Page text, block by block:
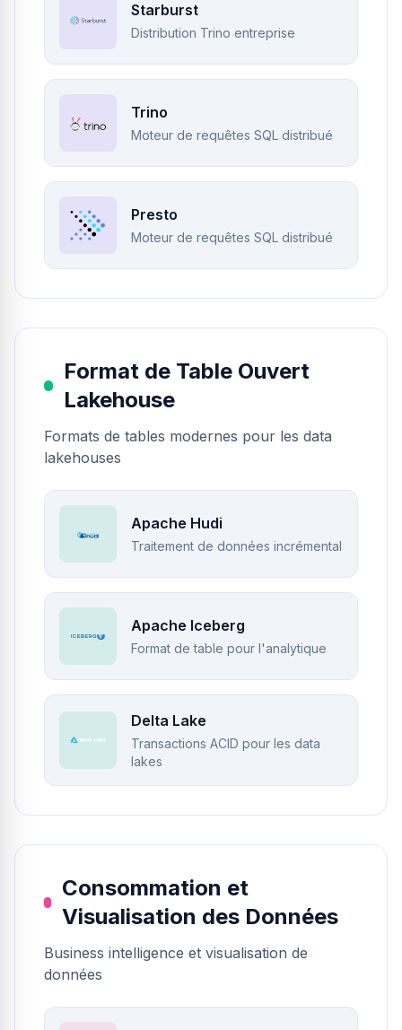
Starburst
Distribution Trino entreprise
Trino
Moteur de requêtes SQL distribué
Presto
Moteur de requêtes SQL distribué
Format de Table Ouvert
Lakehouse
Formats de tables modernes pour les data
lakehouses
Apache Hudi
Traitement de données incrémental
Apache Iceberg
Format de table pour l'analytique
Delta Lake
Transactions ACID pour les data
lakes
Consommation et
Visualisation des Données
Business intelligence et visualisation de
données